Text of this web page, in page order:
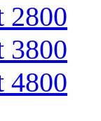
2800
3800
4800